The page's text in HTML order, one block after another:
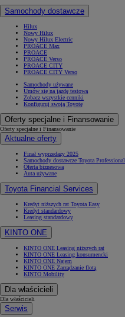
Samochody dostawcze
Hilux
Nowy Hilux
Nowy Hilux Electric
PROACE Max
PROACE
PROACE Verso
PROACE CITY
PROACE CITY Verso
Samochody używane
Umów się na jazdę testową
Zobacz wszystkie cenniki
Konfiguruj swoją Toyotę
Oferty specjalne i Finansowanie
Oferty specjalne i Finansowanie
Aktualne oferty
Finał wyprzedaży 2025
Samochody dostawcze Toyota Professional
Oferta biznesowa
Auta używane
Toyota Financial Services
Kredyt niższych rat Toyota Easy
Kredyt standardowy
Leasing standardowy
KINTO ONE
KINTO ONE Leasing niższych rat
KINTO ONE Leasing konsumencki
KINTO ONE Najem
KINTO ONE Zarządzanie flotą
KINTO Mobility
Dla właścicieli
Dla właścicieli
Serwis